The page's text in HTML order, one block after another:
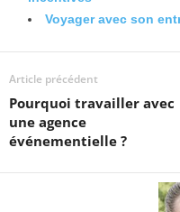
Voyager avec son
Article précédent
Pourquoi travailler avec
une agence
événementielle ?